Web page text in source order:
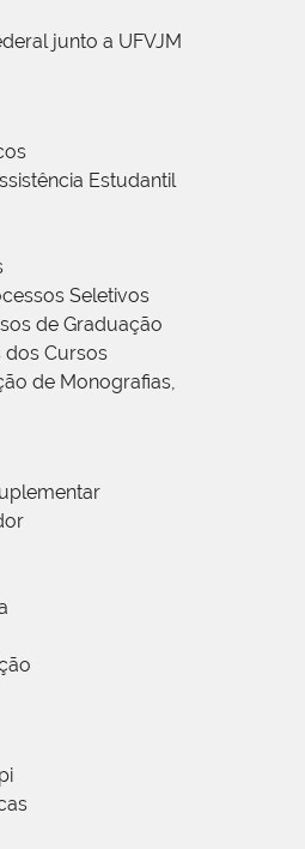
junto a UFVJM
Estudantil
Seletivos
de Graduação
dos Cursos
de Monografias,